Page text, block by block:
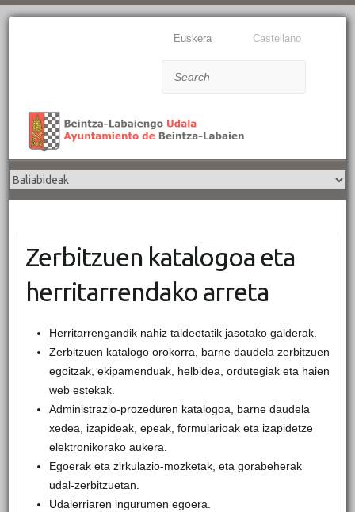
Euskera Castellano
Zerbitzuen katalogoa eta
herritarrendako arreta
Herritarrengandik nahiz taldeetatik jasotako galderak.
Zerbitzuen katalogo orokorra, barne daudela zerbitzuen
egoitzak, ekipamenduak, helbidea, ordutegiak eta haien
web estekak.
Administrazio-prozeduren katalogoa, barne daudela
xedea, izapideak, epeak, formularioak eta izapidetze
elektronikorako aukera.
Egoerak eta zirkulazio-mozketak, eta gorabeherak
udal-zerbitzuetan.
Udalerriaren ingurumen egoera.